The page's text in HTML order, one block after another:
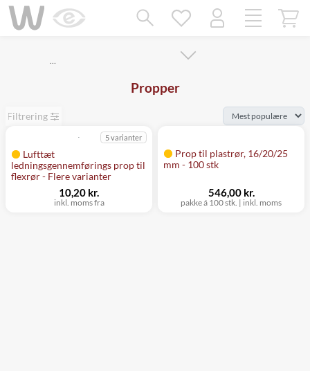
…
Propper
Filtrering
Lufttæt
ledningsgennemførings prop til
flexrør - Flere varianter
5 varianter
inkl. moms fra
10,20 kr.
Prop til plastrør, 16/20/25
mm - 100 stk
pakke á 100 stk. | inkl. moms
546,00 kr.
Mangler chatten?
Ret samtykke!